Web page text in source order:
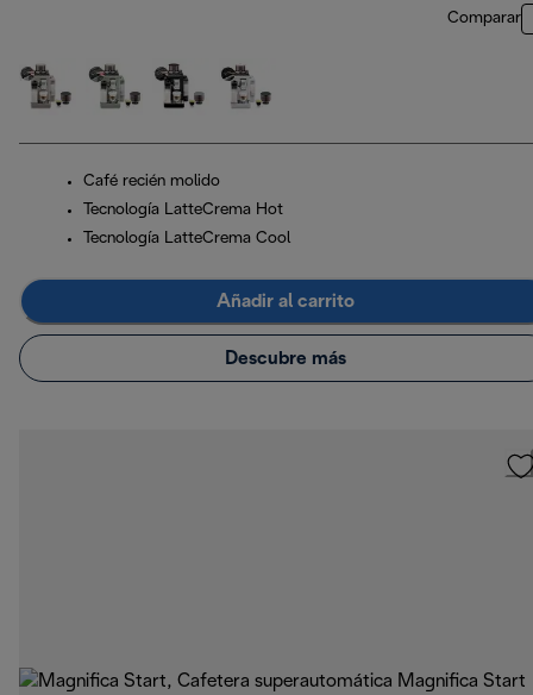
Comparar
Café recién molido
Tecnología LatteCrema Hot
Tecnología LatteCrema Cool
Añadir al carrito
Descubre más